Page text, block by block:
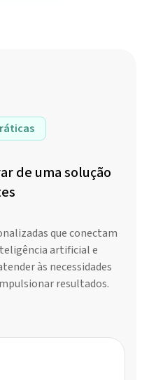
de uma solução
que conectam
artificial e
às necessidades
resultados.